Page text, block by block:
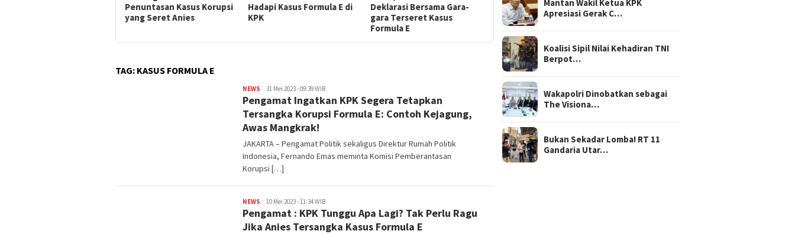
Penuntasan Kasus Korupsi
yang Seret Anies
Hadapi Kasus Formula E di
KPK
Deklarasi Bersama Gara-
gara Terseret Kasus
Formula E
Formula E Tak Ada
Penyimpangan! Siapa
Dibaliknya?
Baswedan
TAG: KASUS FORMULA E
NEWS superadmin
31 Mei 2023 - 09:39 WIB
Pengamat Ingatkan KPK Segera Tetapkan
Tersangka Korupsi Formula E: Contoh Kejagung,
Awas Mangkrak!
JAKARTA – Pengamat Politik sekaligus Direktur Rumah Politik
Indonesia, Fernando Emas meminta Komisi Pemberantasan
Korupsi […]
NEWS superadmin
10 Mei 2023 - 11:34 WIB
Pengamat : KPK Tunggu Apa Lagi? Tak Perlu Ragu
Jika Anies Tersangka Kasus Formula E
Mantan Wakil Ketua KPK
Apresiasi Gerak C…
Koalisi Sipil Nilai Kehadiran TNI
Berpot…
Wakapolri Dinobatkan sebagai
The Visiona…
Bukan Sekadar Lomba! RT 11
Gandaria Utar…